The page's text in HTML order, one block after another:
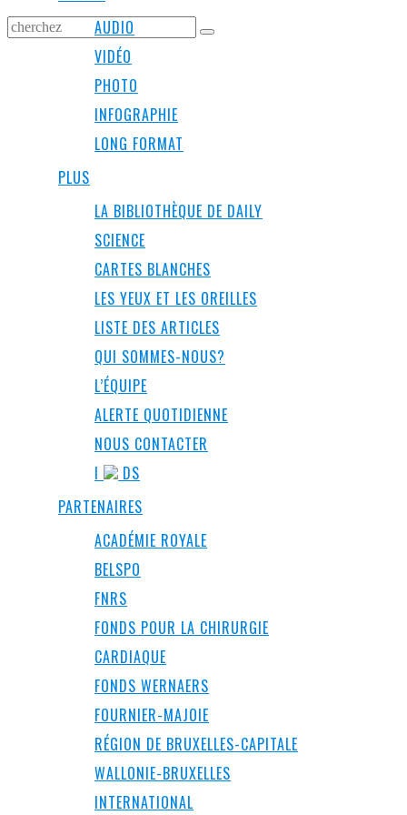
AUDIO
VIDÉO
PHOTO
INFOGRAPHIE
LONG FORMAT
PLUS
LA BIBLIOTHÈQUE DE DAILY
SCIENCE
CARTES BLANCHES
LES YEUX ET LES OREILLES
LISTE DES ARTICLES
QUI SOMMES-NOUS?
L’ÉQUIPE
ALERTE QUOTIDIENNE
NOUS CONTACTER
I
DS
PARTENAIRES
ACADÉMIE ROYALE
BELSPO
FNRS
FONDS POUR LA CHIRURGIE
CARDIAQUE
FONDS WERNAERS
FOURNIER-MAJOIE
RÉGION DE BRUXELLES-CAPITALE
WALLONIE-BRUXELLES
INTERNATIONAL